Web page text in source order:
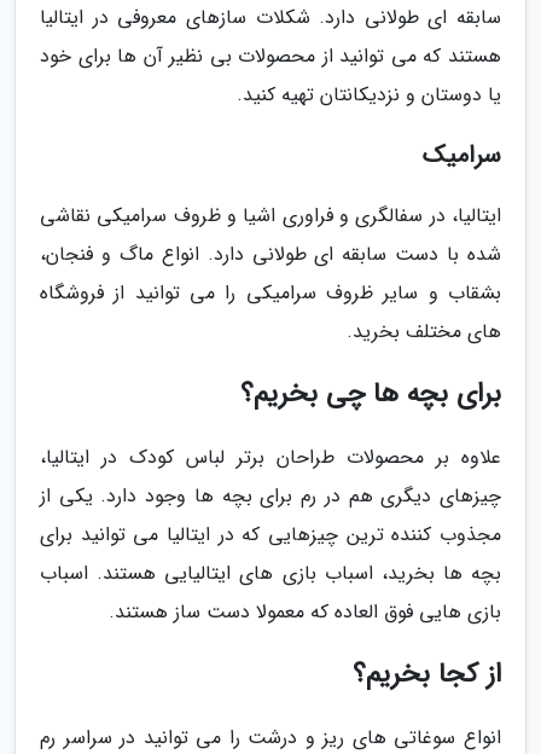
سابقه ای طولانی دارد. شکلات سازهای معروفی در ایتالیا
هستند که می توانید از محصولات بی نظیر آن ها برای خود
یا دوستان و نزدیکانتان تهیه کنید.
سرامیک
ایتالیا، در سفالگری و فراوری اشیا و ظروف سرامیکی نقاشی
شده با دست سابقه ای طولانی دارد. انواع ماگ و فنجان،
بشقاب و سایر ظروف سرامیکی را می توانید از فروشگاه
های مختلف بخرید.
برای بچه ها چی بخریم؟
علاوه بر محصولات طراحان برتر لباس کودک در ایتالیا،
چیزهای دیگری هم در رم برای بچه ها وجود دارد. یکی از
مجذوب کننده ترین چیزهایی که در ایتالیا می توانید برای
بچه ها بخرید، اسباب بازی های ایتالیایی هستند. اسباب
بازی هایی فوق العاده که معمولا دست ساز هستند.
از کجا بخریم؟
انواع سوغاتی های ریز و درشت را می توانید در سراسر رم